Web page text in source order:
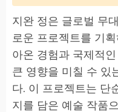
지완 정은 글로벌 무
로운 프로젝트를 기
아온 경험과 국제적
큰 영향을 미칠 수 있
다. 이 프로젝트는 단
지를 담은 예술 작품